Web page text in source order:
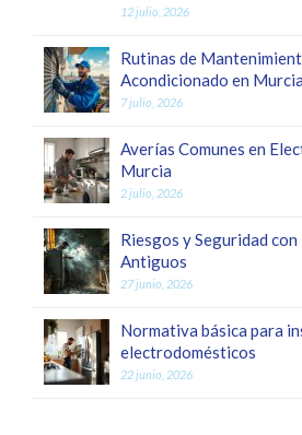
12 julio, 2026
Rutinas de
Acondicionado en Murcia
7 julio, 2026
Averías Comunes en
Murcia
2 julio, 2026
Riesgos y Seguridad
Antiguos
27 junio, 2026
Normativa básica para
electrodomésticos
22 junio, 2026